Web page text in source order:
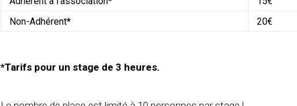
Non-Adhérent* 20€
*Tarifs pour un stage de 3 heures.